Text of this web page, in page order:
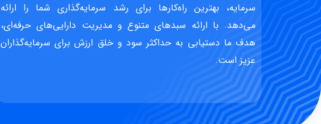
سرمایه، بهترین راه‌کارها برای رشد سرمایه‌گذاری شما را ارائه
می‌دهد. با ارائه سبدهای متنوع و مدیریت دارایی‌های حرفه‌ای،
هدف ما دستیابی به حداکثر سود و خلق ارزش برای سرمایه‌گذاران
عزیز است.